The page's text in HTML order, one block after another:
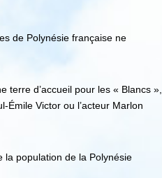
de Polynésie française ne
terre d’accueil pour les « Blancs »,
Émile Victor ou l’acteur Marlon
la population de la Polynésie